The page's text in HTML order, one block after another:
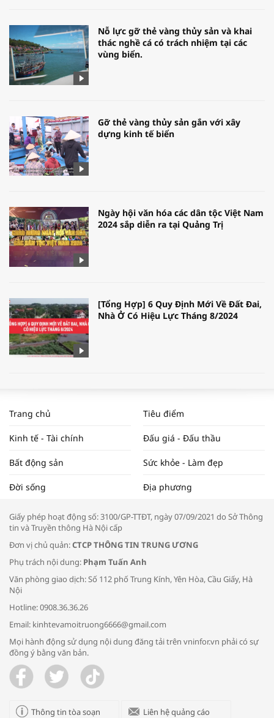
Nỗ lực gỡ thẻ vàng thủy sản và khai
thác nghề cá có trách nhiệm tại các
vùng biển.
Gỡ thẻ vàng thủy sản gắn với xây
dựng kinh tế biển
Ngày hội văn hóa các dân tộc Việt Nam
2024 sắp diễn ra tại Quảng Trị
[Tổng Hợp] 6 Quy Định Mới Về Đất Đai,
Nhà Ở Có Hiệu Lực Tháng 8/2024
NAM NĂM 2024 VÀ NĂM 2025 | NHỊP
ĐẬP THỊ TRƯỜNG #62
Tọa đàm “Xúc tiến thương mại: Khơi
Bác sĩ tư vấn cách phòng tránh bệnh
Trao yêu thương cho em
Trang chủ Tiêu điểm
Kinh tế - Tài chính Đấu giá - Đấu thầu
Bất động sản Sức khỏe - Làm đẹp
Đời sống Địa phương
Giấy phép hoạt động số: 3100/GP-TTĐT, ngày 07/09/2021 do Sở Thông
tin và Truyền thông Hà Nội cấp
Đơn vị chủ quản:CTCP THÔNG TIN TRUNG ƯƠNG
Phụ trách nội dung: Phạm Tuấn Anh
Văn phòng giao dịch: Số 112 phố Trung Kính, Yên Hòa, Cầu Giấy, Hà
Nội
Hotline: 0908.36.36.26
Email: kinhtevamoitruong6666@gmail.com
Mọi hành động sử dụng nội dung đăng tải trên vninfor.vn phải có sự
đồng ý bằng văn bản.
Thông tin tòa soạn Liên hệ quảng cáo